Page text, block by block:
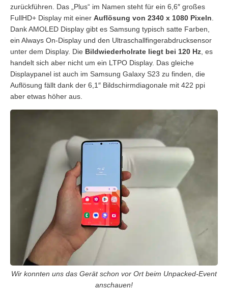
zurückführen. Das „Plus“ im Namen steht für ein 6,6″ großes
FullHD+ Display mit einer Auflösung von 2340 x 1080 Pixeln
Dank AMOLED Display gibt es Samsung typisch satte Farben,
ein Always On-Display und den Ultraschallfingerabdrucksensor
unter dem Display. Die Bildwiederholrate liegt bei 120 Hz , es
handelt sich aber nicht um ein LTPO Display. Das gleiche
Displaypanel ist auch im Samsung Galaxy S23 zu finden, die
Auflösung fällt dank der 6,1″ Bildschirmdiagonale mit 422 ppi
aber etwas höher aus.
Wir konnten uns das Gerät schon vor Ort beim Unpacked-Event
anschauen!